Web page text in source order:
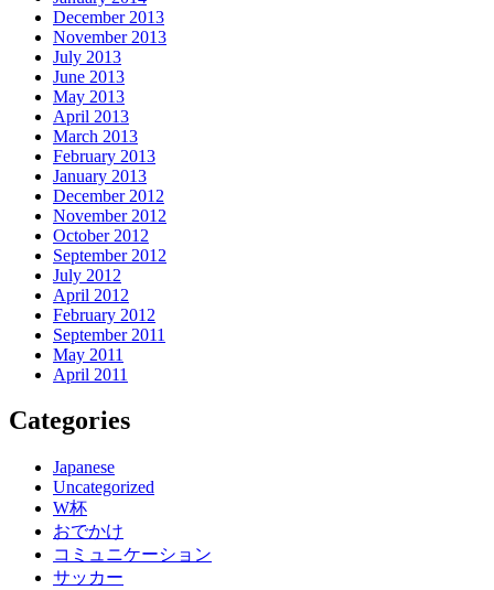
December 2013
November 2013
July 2013
June 2013
May 2013
April 2013
March 2013
February 2013
January 2013
December 2012
November 2012
October 2012
September 2012
July 2012
April 2012
February 2012
September 2011
May 2011
April 2011
Categories
Japanese
Uncategorized
W杯
おでかけ
コミュニケーション
サッカー